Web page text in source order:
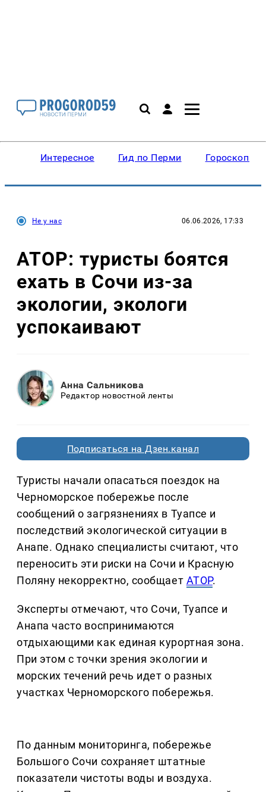
Интересное Гид по Перми Гороскопы
Не у нас 06.06.2026, 17:33
АТОР: туристы боятся
ехать в Сочи из-за
экологии, экологи
успокаивают
Анна Сальникова
Редактор новостной ленты
Подписаться на Дзен.канал
Туристы начали опасаться поездок на
Черноморское побережье после
сообщений о загрязнениях в Туапсе и
последствий экологической ситуации в
Анапе. Однако специалисты считают, что
переносить эти риски на Сочи и Красную
Поляну некорректно, сообщает АТОР.
Эксперты отмечают, что Сочи, Туапсе и
Анапа часто воспринимаются
отдыхающими как единая курортная зона.
При этом с точки зрения экологии и
морских течений речь идет о разных
участках Черноморского побережья.
По данным мониторинга, побережье
Большого Сочи сохраняет штатные
показатели чистоты воды и воздуха.